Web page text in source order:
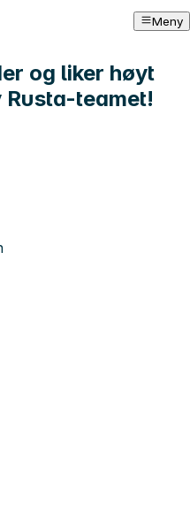
Meny
og liker høyt
Rusta-teamet!